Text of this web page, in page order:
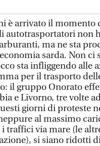
è arrivato il momento
autotrasportatori non
ma ne sta
sarda. Non ci
sta infliggendo alle
per il trasporto
il gruppo Onorato
e Livorno, tre volte
giorni di proteste
al massimo
traffici via mare (le
si siano ridotti